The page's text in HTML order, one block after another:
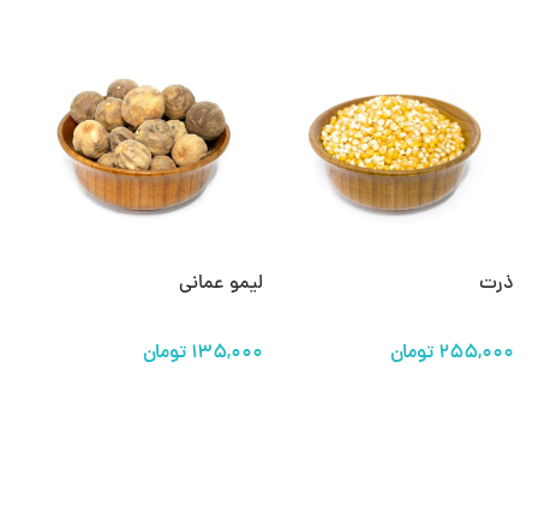
ذرت
تومان
لیمو عمانی
تومان